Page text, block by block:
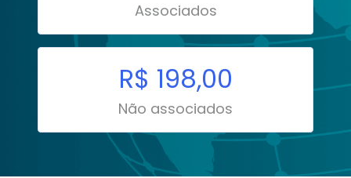
Associados
R$ 198,00
Não associados